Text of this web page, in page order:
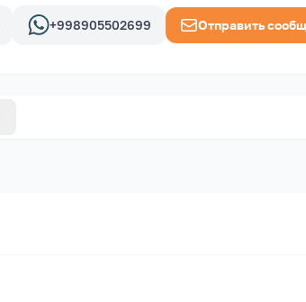
+998905502699 Отправить